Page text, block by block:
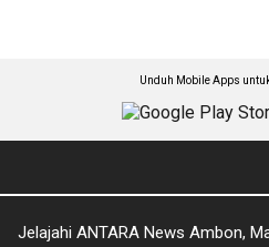
Unduh Mobile Apps
Jelajahi ANTARA News Ambon,